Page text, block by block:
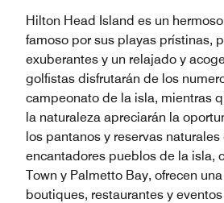
Hilton Head Island es un
famoso por sus playas prístinas,
exuberantes y un relajado y
golfistas disfrutarán de los
campeonato de la isla, mientras
la naturaleza apreciarán la
los pantanos y reservas
encantadores pueblos de la isla,
Town y Palmetto Bay, ofrecen
boutiques, restaurantes y